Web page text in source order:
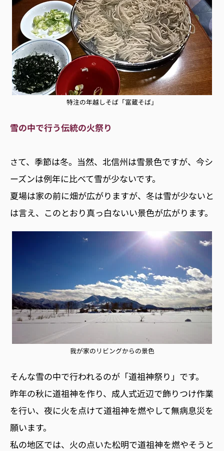
特注の年越しそば「富蔵そば」
雪の中で行う伝統の火祭り
さて、季節は冬。当然、北信州は雪景色ですが、今シ
ーズンは例年に比べて雪が少ないです。
夏場は家の前に畑が広がりますが、冬は雪が少ないと
は言え、このとおり真っ白ないい景色が広がります。
我が家のリビングからの景色
そんな雪の中で行われるのが「道祖神祭り」です。
昨年の秋に道祖神を作り、成人式近辺で飾りつけ作業
を行い、夜に火を点けて道祖神を燃やして無病息災を
願います。
私の地区では、火の点いた松明で道祖神を燃やそうと